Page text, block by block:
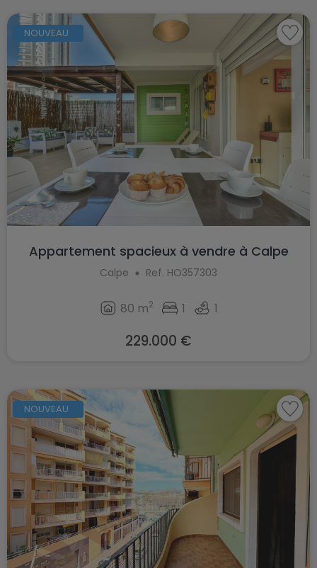
NOUVEAU
Appartement spacieux à vendre à Calpe
Calpe Ref. HO357303
80 m2 1 1
229.000 €
NOUVEAU